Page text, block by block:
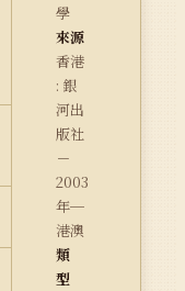
學
來源
香港
: 銀
河出
版社
－
2003
年─
港澳
類
型